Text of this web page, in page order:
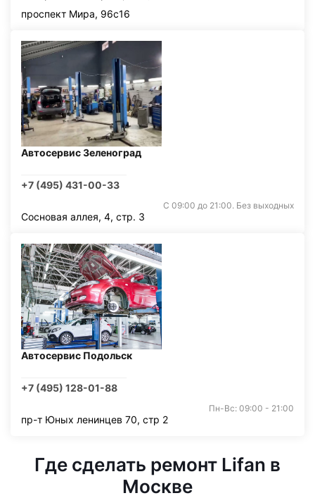
проспект Мира, 96с16
Автосервис Зеленоград
+7 (495) 431-00-33
С 09:00 до 21:00. Без выходных
Сосновая аллея, 4, стр. 3
Автосервис Подольск
+7 (495) 128-01-88
Пн-Вс: 09:00 - 21:00
пр-т Юных ленинцев 70, стр 2
Где сделать ремонт Lifan в
Москве